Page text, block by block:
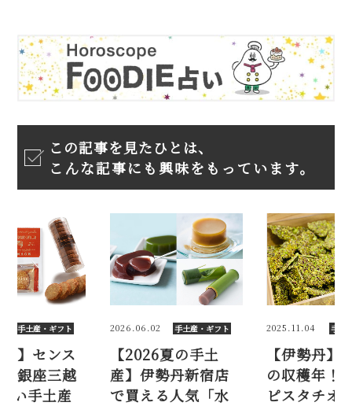
この記事を見たひとは、
こんな記事にも興味をもっています。
手土産・ギフト
夏の手土
伊勢丹新宿店
える人気「水
2025.11.04 手土産・ギフト
【伊勢丹】2年ぶり
の収穫年！ 新物生
ピスタチオ2025。
2026.05.14
【2026
が光る
の甘く